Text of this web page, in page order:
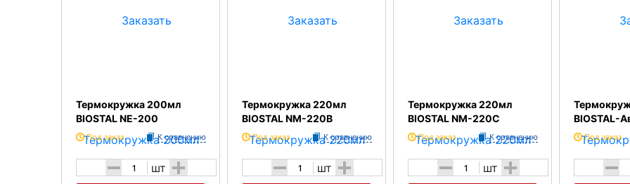
Термокружка 200мл
BIOSTAL NE-200
Под заказ К сравнению
- шт +
Термокружка 220мл
BIOSTAL NM-220B
Под заказ К сравнению
- шт +
Термокружка 220мл
BIOSTAL NM-220C
Под заказ К сравнению
- шт +
BIOSTAL-
Под заказ
-